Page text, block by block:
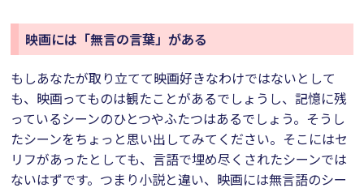
映画には「無言の言葉」がある
もしあなたが取り立てて映画好きなわけではないとして
も、映画ってものは観たことがあるでしょうし、記憶に残
っているシーンのひとつやふたつはあるでしょう。そうし
たシーンをちょっと思い出してみてください。そこにはセ
リフがあったとしても、言語で埋め尽くされたシーンでは
ないはずです。つまり小説と違い、映画には無言語のシー